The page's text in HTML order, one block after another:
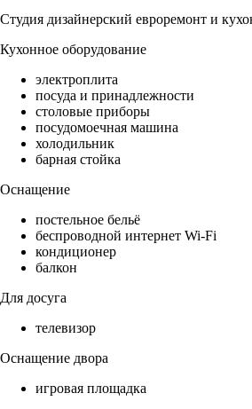
Студия дизайнерский евроремонт и
Кухонное оборудование
электроплита
посуда и принадлежности
столовые приборы
посудомоечная машина
холодильник
барная стойка
Оснащение
постельное бельё
беспроводной интернет Wi-Fi
кондиционер
балкон
Для досуга
телевизор
Оснащение двора
игровая площадка